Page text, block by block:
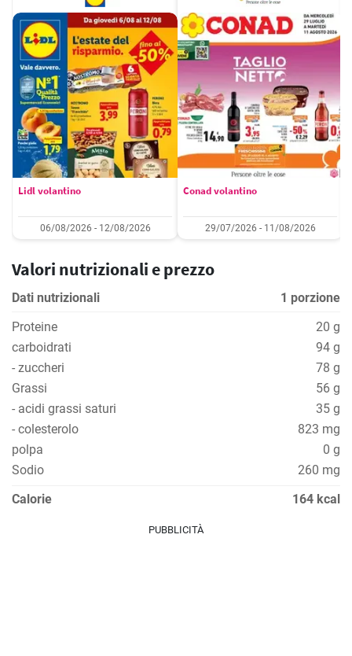
Lidl volantino
06/08/2026 - 12/08/2026
Conad volantino
29/07/2026 - 11/08/2026
Valori nutrizionali e prezzo
Dati nutrizionali
1 porzione
Proteine
20 g
carboidrati
94 g
- zuccheri
78 g
Grassi
56 g
- acidi grassi saturi
35 g
- colesterolo
823 mg
polpa
0 g
Sodio
260 mg
Calorie
164 kcal
PUBBLICITÀ